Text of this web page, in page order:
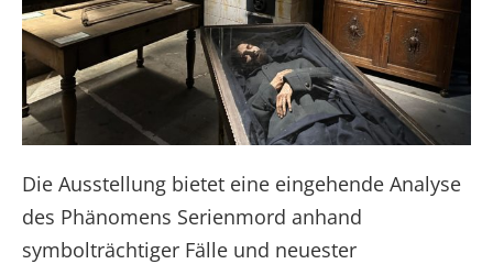
Die Ausstellung bietet eine eingehende Analyse
des Phänomens Serienmord anhand
symbolträchtiger Fälle und neuester